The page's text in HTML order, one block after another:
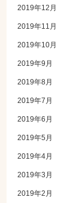
2019年12月
2019年11月
2019年10月
2019年9月
2019年8月
2019年7月
2019年6月
2019年5月
2019年4月
2019年3月
2019年2月